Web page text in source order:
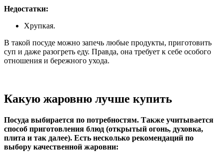
Недостатки:
Хрупкая.
В такой посуде можно запечь любые продукты, приготовить
суп и даже разогреть еду. Правда, она требует к себе особого
отношения и бережного ухода.
Какую жаровню лучше купить
Посуда выбирается по потребностям. Также учитывается
способ приготовления блюд (открытый огонь, духовка,
плита и так далее). Есть несколько рекомендаций по
выбору качественной жаровни: